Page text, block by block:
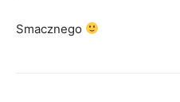
Smacznego